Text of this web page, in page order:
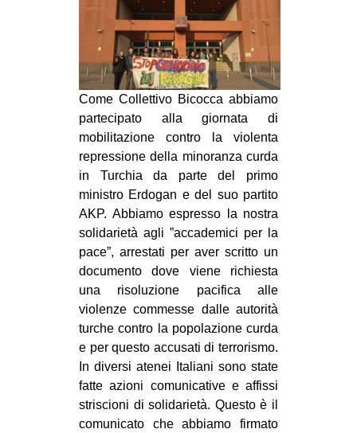
MILANO
MOBILITAZIONI
SPAZI
SPORT POPOLARE
MOVIMENTI
AMBIENTE
ANTIFASCISMO
DIRITTO ALL’ABITARE
GENERI
MIGRAZIONI
PRECARIATO
REPRESSIONE
STUDENTI
CULTURE
ARTE
CINEMA
Come Collettivo Bicocca abbiamo
partecipato alla giornata di
mobilitazione contro la violenta
repressione della minoranza curda
in Turchia da parte del primo
ministro Erdogan e del suo partito
AKP. Abbiamo espresso la nostra
solidarietà agli ”accademici per la
pace”, arrestati per aver scritto un
documento dove viene richiesta
una risoluzione pacifica alle
violenze commesse dalle autorità
turche contro la popolazione curda
e per questo accusati di terrorismo.
In diversi atenei Italiani sono state
fatte azioni comunicative e affissi
striscioni di solidarietà. Questo è il
comunicato che abbiamo firmato